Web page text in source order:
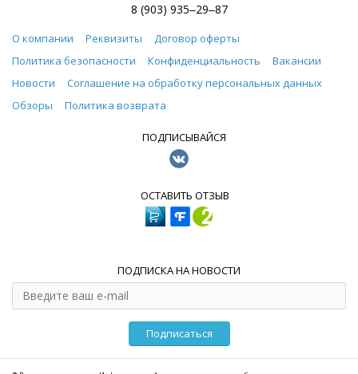
8 (903) 935‒29‒87
О компании Реквизиты
Договор оферты
Политика безопасности
Конфиденциальность
Вакансии
Новости
Соглашение на обработку персональных данных
Обзоры
Политика возврата
ПОДПИСЫВАЙСЯ
ОСТАВИТЬ ОТЗЫВ
ПОДПИСКА НА НОВОСТИ
Подписаться